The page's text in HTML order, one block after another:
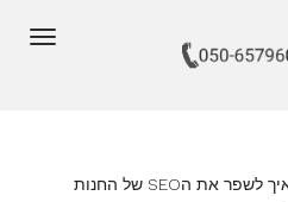
איך לשפר את הSEO של החנות